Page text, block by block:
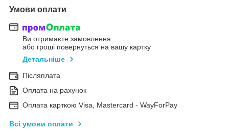
Умови оплати
Ви отримаєте замовлення
або гроші повернуться на вашу картку
Детальніше
Післяплата
Оплата на рахунок
Оплата карткою Visa, Mastercard - WayForPay
Всі умови оплати